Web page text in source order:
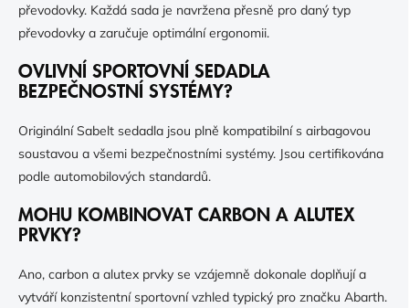
převodovky. Každá sada je navržena přesně pro daný typ
převodovky a zaručuje optimální ergonomii.
OVLIVNÍ SPORTOVNÍ SEDADLA
BEZPEČNOSTNÍ SYSTÉMY?
Originální Sabelt sedadla jsou plně kompatibilní s airbagovou
soustavou a všemi bezpečnostními systémy. Jsou certifikována
podle automobilových standardů.
MOHU KOMBINOVAT CARBON A ALUTEX
PRVKY?
Ano, carbon a alutex prvky se vzájemně dokonale doplňují a
vytváří konzistentní sportovní vzhled typický pro značku Abarth.